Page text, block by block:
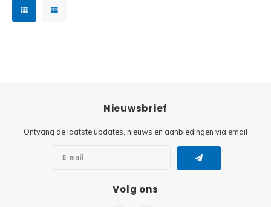
Nieuwsbrief
Ontvang de laatste updates, nieuws en aanbiedingen via email
Volg ons